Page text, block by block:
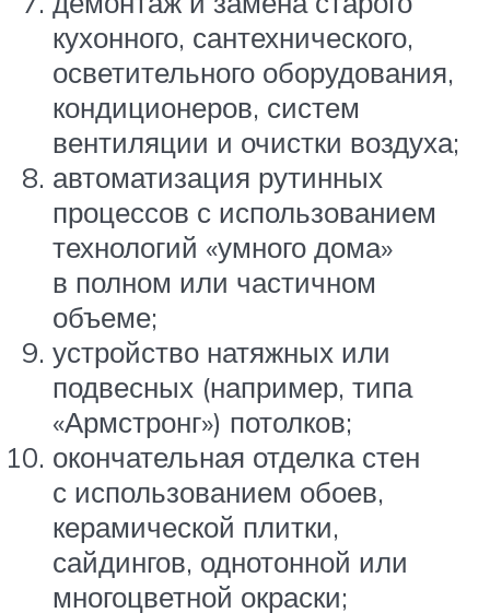
кухонного, сантехнического,
осветительного оборудования,
кондиционеров, систем
вентиляции и очистки воздуха;
автоматизация рутинных
процессов с использованием
технологий «умного дома»
в полном или частичном
объеме;
устройство натяжных или
подвесных (например, типа
«Армстронг») потолков;
окончательная отделка стен
с использованием обоев,
керамической плитки,
сайдингов, однотонной или
многоцветной окраски;